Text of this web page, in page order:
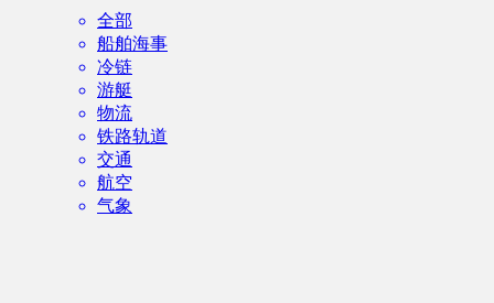
全部
船舶海事
冷链
游艇
物流
铁路轨道
交通
航空
气象